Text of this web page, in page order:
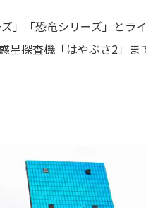
」「恐竜シリーズ」とラ
星探査機「はやぶさ2」ま